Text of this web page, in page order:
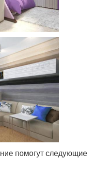
помогут следующие